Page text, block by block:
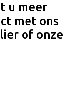
u meer
met ons
of onze